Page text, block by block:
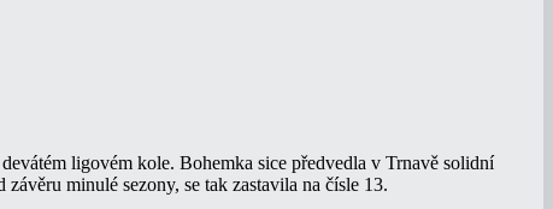
ligovém kole. Bohemka sice předvedla v Trnavě solidní
minulé sezony, se tak zastavila na čísle 13.